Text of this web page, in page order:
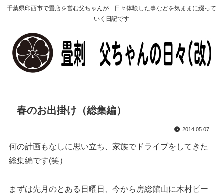
千葉県印西市で畳店を営む父ちゃんが 日々体験した事などを気ままに綴って
いく日記です
春のお出掛け（総集編）
2014.05.07
何の計画もなしに思い立ち、家族でドライブをしてきた
総集編です(笑）
まずは先月のとある日曜日、今から房総館山に木村ピー